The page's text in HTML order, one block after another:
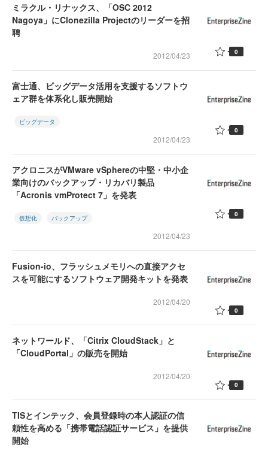
ミラクル・リナックス、「OSC 2012
Nagoya」にClonezilla Projectのリーダーを招
聘
2012/04/23 0
富士通、ビッグデータ活用を支援するソフトウ
ェア群を体系化し販売開始
ビッグデータ
2012/04/23
0
アクロニスがVMware vSphereの中堅・中小企
業向けのバックアップ・リカバリ製品
「Acronis vmProtect 7」を発表
仮想化 バックアップ
2012/04/23
0
Fusion-io、フラッシュメモリへの直接アクセ
スを可能にするソフトウェア開発キットを発表
2012/04/20
0
ネットワールド、「Citrix CloudStack」と
「CloudPortal」の販売を開始
2012/04/20
0
TISとインテック、会員登録時の本人認証の信
頼性を高める「携帯電話認証サービス」を提供
開始